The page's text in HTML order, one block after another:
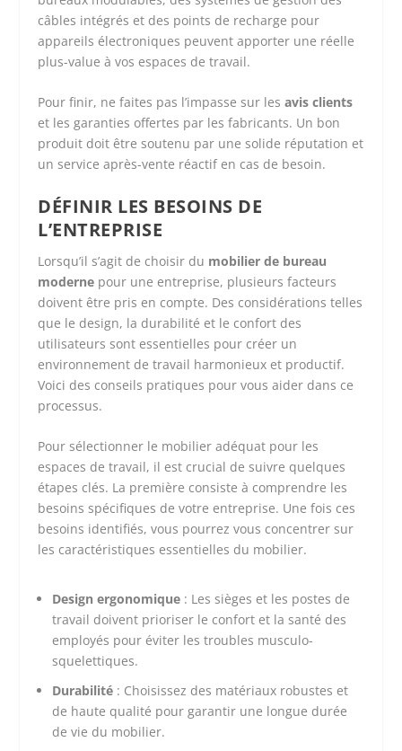
câbles intégrés et des points de recharge pour
appareils électroniques peuvent apporter une réelle
plus-value à vos espaces de travail.
Pour finir, ne faites pas l’impasse sur lesavis clients
et les garanties offertes par les fabricants. Un bon
produit doit être soutenu par une solide réputation et
un service après-vente réactif en cas de besoin.
DÉFINIR LES BESOINS DE
L’ENTREPRISE
Lorsqu’il s’agit de choisir du mobilier de bureau
moderne pour une entreprise, plusieurs facteurs
doivent être pris en compte. Des considérations telles
que le design, la durabilité et le confort des
utilisateurs sont essentielles pour créer un
environnement de travail harmonieux et productif.
Voici des conseils pratiques pour vous aider dans ce
processus.
Pour sélectionner le mobilier adéquat pour les
espaces de travail, il est crucial de suivre quelques
étapes clés. La première consiste à comprendre les
besoins spécifiques de votre entreprise. Une fois ces
besoins identifiés, vous pourrez vous concentrer sur
les caractéristiques essentielles du mobilier.
Design ergonomique : Les sièges et les postes de
travail doivent prioriser le confort et la santé des
employés pour éviter les troubles musculo-
squelettiques.
Durabilité : Choisissez des matériaux robustes et
de haute qualité pour garantir une longue durée
de vie du mobilier.